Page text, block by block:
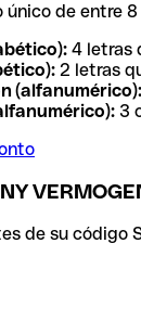
único de entre
4 letras
2 letras
(alfanumérico):
3
de su código